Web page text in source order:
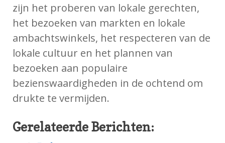
zijn het proberen van lokale gerechten,
het bezoeken van markten en lokale
ambachtswinkels, het respecteren van de
lokale cultuur en het plannen van
bezoeken aan populaire
bezienswaardigheden in de ochtend om
drukte te vermijden.
Gerelateerde Berichten: